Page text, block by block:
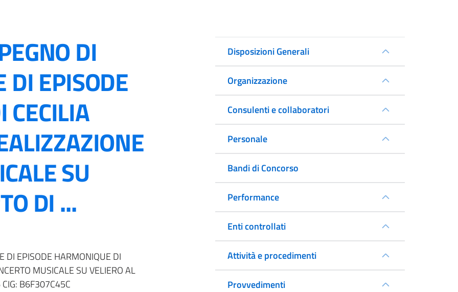
DI
DI EPISODE
CECILIA
SU
DI ...
DI EPISODE HARMONIQUE DI
MUSICALE SU VELIERO AL
B6F307C45C
Disposizioni Generali
Organizzazione
Consulenti e collaboratori
Personale
Bandi di Concorso
Performance
Enti controllati
Attività e procedimenti
Provvedimenti